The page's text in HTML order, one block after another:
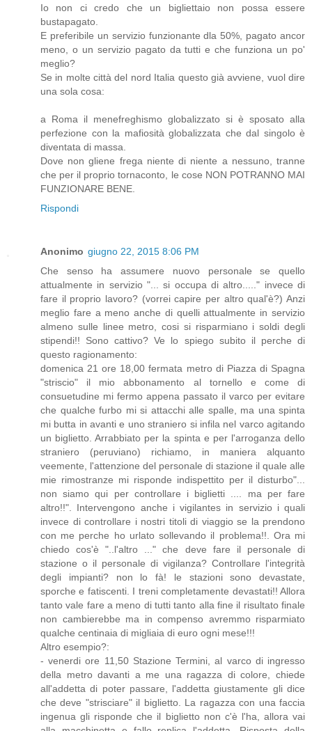
Io non ci credo che un bigliettaio non possa essere
bustapagato.
E preferibile un servizio funzionante dla 50%, pagato ancor
meno, o un servizio pagato da tutti e che funziona un po'
meglio?
Se in molte città del nord Italia questo già avviene, vuol dire
una sola cosa:
a Roma il menefreghismo globalizzato si è sposato alla
perfezione con la mafiosità globalizzata che dal singolo è
diventata di massa.
Dove non gliene frega niente di niente a nessuno, tranne
che per il proprio tornaconto, le cose NON POTRANNO MAI
FUNZIONARE BENE.
Rispondi
Anonimo giugno 22, 2015 8:06 PM
Che senso ha assumere nuovo personale se quello
attualmente in servizio "... si occupa di altro....." invece di
fare il proprio lavoro? (vorrei capire per altro qual'è?) Anzi
meglio fare a meno anche di quelli attualmente in servizio
almeno sulle linee metro, cosi si risparmiano i soldi degli
stipendi!! Sono cattivo? Ve lo spiego subito il perche di
questo ragionamento:
domenica 21 ore 18,00 fermata metro di Piazza di Spagna
"striscio" il mio abbonamento al tornello e come di
consuetudine mi fermo appena passato il varco per evitare
che qualche furbo mi si attacchi alle spalle, ma una spinta
mi butta in avanti e uno straniero si infila nel varco agitando
un biglietto. Arrabbiato per la spinta e per l'arroganza dello
straniero (peruviano) richiamo, in maniera alquanto
veemente, l'attenzione del personale di stazione il quale alle
mie rimostranze mi risponde indispettito per il disturbo"...
non siamo qui per controllare i biglietti .... ma per fare
altro!!". Intervengono anche i vigilantes in servizio i quali
invece di controllare i nostri titoli di viaggio se la prendono
con me perche ho urlato sollevando il problema!!. Ora mi
chiedo cos'è "..l'altro ..." che deve fare il personale di
stazione o il personale di vigilanza? Controllare l'integrità
degli impianti? non lo fà! le stazioni sono devastate,
sporche e fatiscenti. I treni completamente devastati!! Allora
tanto vale fare a meno di tutti tanto alla fine il risultato finale
non cambierebbe ma in compenso avremmo risparmiato
qualche centinaia di migliaia di euro ogni mese!!!
Altro esempio?:
- venerdi ore 11,50 Stazione Termini, al varco di ingresso
della metro davanti a me una ragazza di colore, chiede
all'addetta di poter passare, l'addetta giustamente gli dice
che deve "strisciare" il biglietto. La ragazza con una faccia
ingenua gli risponde che il biglietto non c'è l'ha, allora vai